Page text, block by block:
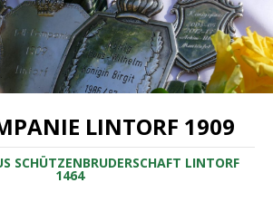
LINTORF 1909
SCHÜTZENBRUDERSCHAFT LINTORF
1464